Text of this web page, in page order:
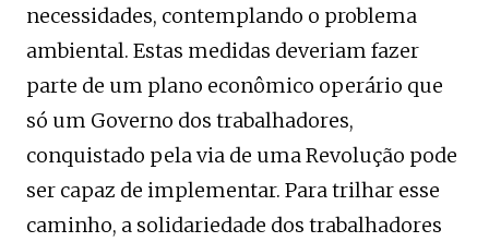
necessidades, contemplando o problema
ambiental. Estas medidas deveriam fazer
parte de um plano econômico operário que
só um Governo dos trabalhadores,
conquistado pela via de uma Revolução pode
ser capaz de implementar. Para trilhar esse
caminho, a solidariedade dos trabalhadores